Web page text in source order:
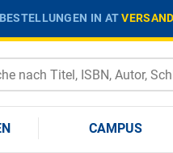
IN AT
CAMPUS